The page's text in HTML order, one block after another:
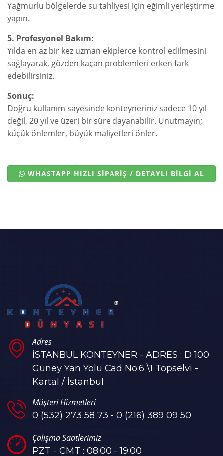
Yağmurlu bölgelerde su tahliyesi için eğimli yerleştirme
yapın.
5. Profesyonel Bakım:
Yılda en az bir kez uzman ekiplerce kontrol edilmesini
sağlayarak, gözden kaçan problemleri erken fark
edebilirsiniz.
Sonuç:
Doğru kullanım sayesinde konteyneriniz sadece 10 yıl
değil, 20 yıl ve üzeri bir süre dayanabilir. Unutmayın;
küçük önlemler, büyük maliyetleri önler.
WHASTAPP HIZLI SİPARİŞ / DETAYLI BİLGİ AL
Adres
İSTANBUL KONTEYNER - ADRES : D 100
Güney Yan Yolu Cad No:6 \1 Topselvi -
Kartal / İstanbul
Müşteri Hizmetleri
0 (532) 273 58 73 - 0 (216) 389 09 50
Çalışma Saatlerimiz
PZT - CMT : 08:00 - 19:00